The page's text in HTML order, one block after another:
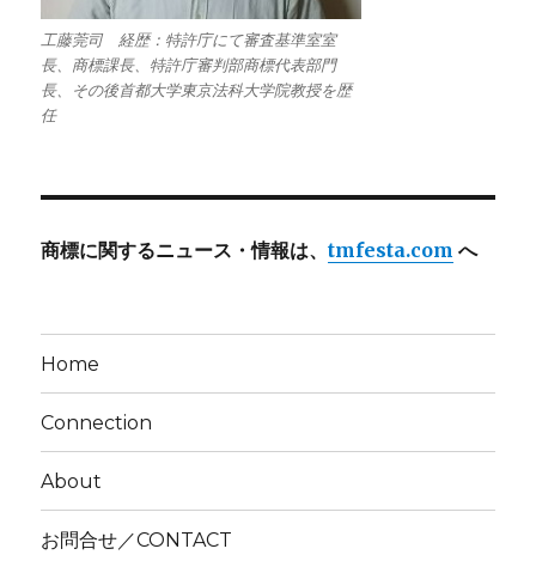
工藤莞司 経歴：特許庁にて審査基準室室
長、商標課長、特許庁審判部商標代表部門
長、その後首都大学東京法科大学院教授を歴
任
商標に関するニュース・情報は、tmfesta.com へ
Home
Connection
About
お問合せ／CONTACT